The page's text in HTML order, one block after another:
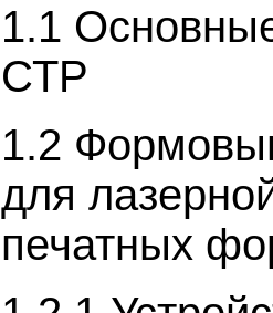
1.1
СТР
1.2
для
печатных